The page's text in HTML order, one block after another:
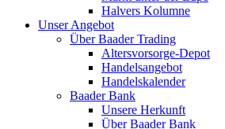
Halvers Kolumne
Unser Angebot
Über Baader Trading
Altersvorsorge-Depot
Handelsangebot
Handelskalender
Baader Bank
Unsere Herkunft
Über Baader Bank